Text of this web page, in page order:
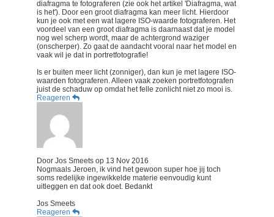
diafragma te fotograferen (zie ook het artikel 'Diafragma, wat
is het'). Door een groot diafragma kan meer licht. Hierdoor
kun je ook met een wat lagere ISO-waarde fotograferen. Het
voordeel van een groot diafragma is daarnaast dat je model
nog wel scherp wordt, maar de achtergrond waziger
(onscherper). Zo gaat de aandacht vooral naar het model en
vaak wil je dat in portretfotografie!
Is er buiten meer licht (zonniger), dan kun je met lagere ISO-
waarden fotograferen. Alleen vaak zoeken portretfotografen
juist de schaduw op omdat het felle zonlicht niet zo mooi is.
Reageren
Door Jos Smeets op 13 Nov 2016
Nogmaals Jeroen, ik vind het gewoon super hoe jij toch
soms redelijke ingewikkelde materie eenvoudig kunt
uitleggen en dat ook doet. Bedankt
Jos Smeets
Reageren